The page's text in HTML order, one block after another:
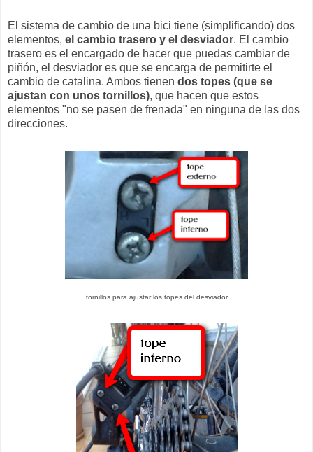
El sistema de cambio de una bici tiene (simplificando) dos
elementos, el cambio trasero y el desviador. El cambio
trasero es el encargado de hacer que puedas cambiar de
piñón, el desviador es que se encarga de permitirte el
cambio de catalina. Ambos tienen dos topes (que se
ajustan con unos tornillos), que hacen que estos
elementos "no se pasen de frenada" en ninguna de las dos
direcciones.
tornillos para ajustar los topes del desviador